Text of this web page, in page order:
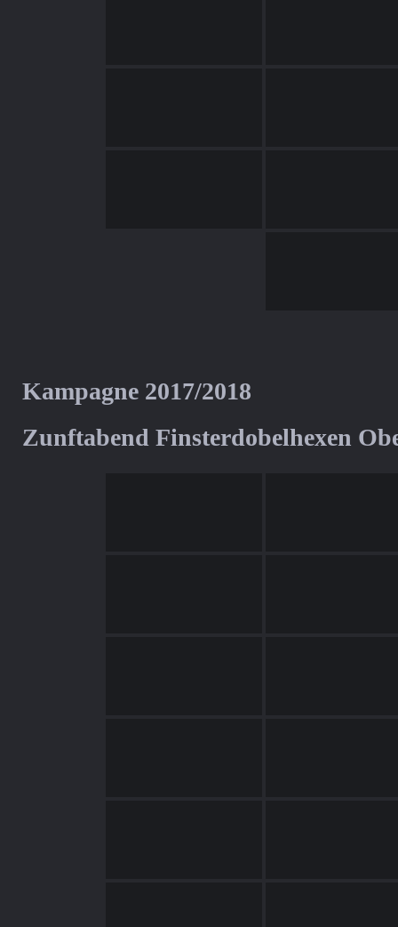
Kampagne 2017/2018
Zunftabend Finsterdobelhexen